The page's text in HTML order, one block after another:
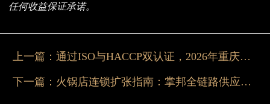
任何收益保证承诺。
上一篇： 通过ISO与HACCP双认证，2026年重庆餐饮专用底料品质保障再升级
下一篇： 火锅店连锁扩张指南：掌邦全链路供应链与运营赋能